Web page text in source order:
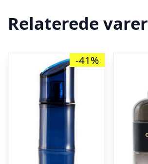
Relaterede varer
-41%